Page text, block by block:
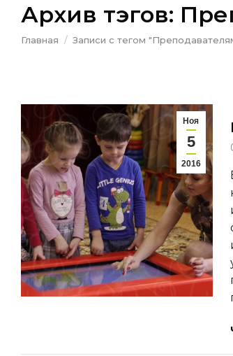
Архив тэгов:
Вы здесь:
Главная Записи с тегом
Ноя
5
2016